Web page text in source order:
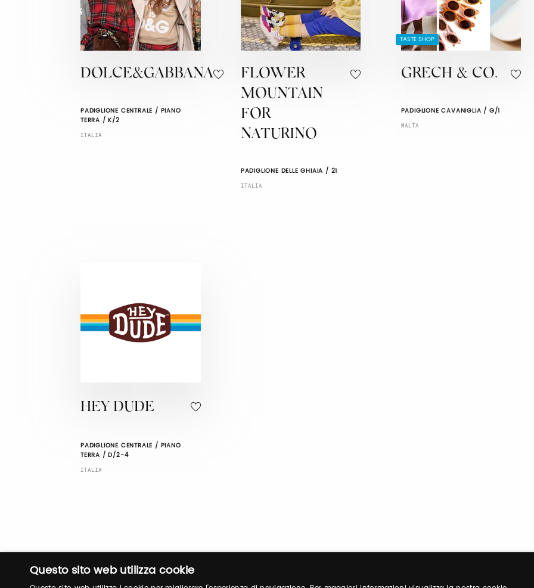
DOLCE&GABBANA
PADIGLIONE CENTRALE / PIANO
TERRA / K/2
ITALIA
FLOWER
MOUNTAIN
FOR
NATURINO
PADIGLIONE DELLE GHIAIA / 21
ITALIA
TASTE SHOP
GRECH & CO.
PADIGLIONE CAVANIGLIA / G/1
MALTA
HEY DUDE
PADIGLIONE CENTRALE / PIANO
TERRA / D/2-4
ITALIA
Questo sito web utilizza cookie